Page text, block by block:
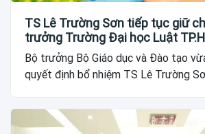
TS Lê Trường Sơn tiếp tục giữ
trưởng Trường Đại học Luật
Bộ trưởng Bộ Giáo dục và Đào tạo
quyết định bổ nhiệm TS Lê Trường